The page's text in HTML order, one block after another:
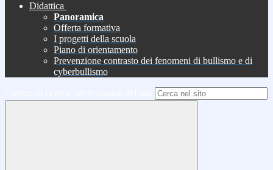
Didattica
Panoramica
Offerta formativa
I progetti della scuola
Piano di orientamento
Prevenzione contrasto dei fenomeni di bullismo e di
cyberbullismo